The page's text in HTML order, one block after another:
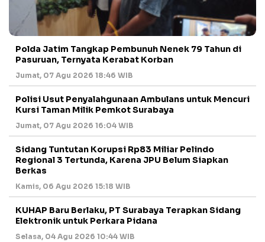
Polda Jatim Tangkap Pembunuh Nenek 79 Tahun di
Pasuruan, Ternyata Kerabat Korban
Jumat, 07 Agu 2026 18:46 WIB
Polisi Usut Penyalahgunaan Ambulans untuk Mencuri
Kursi Taman Milik Pemkot Surabaya
Jumat, 07 Agu 2026 16:04 WIB
Sidang Tuntutan Korupsi Rp83 Miliar Pelindo
Regional 3 Tertunda, Karena JPU Belum Siapkan
Berkas
Kamis, 06 Agu 2026 15:18 WIB
KUHAP Baru Berlaku, PT Surabaya Terapkan Sidang
Elektronik untuk Perkara Pidana
Selasa, 04 Agu 2026 10:44 WIB